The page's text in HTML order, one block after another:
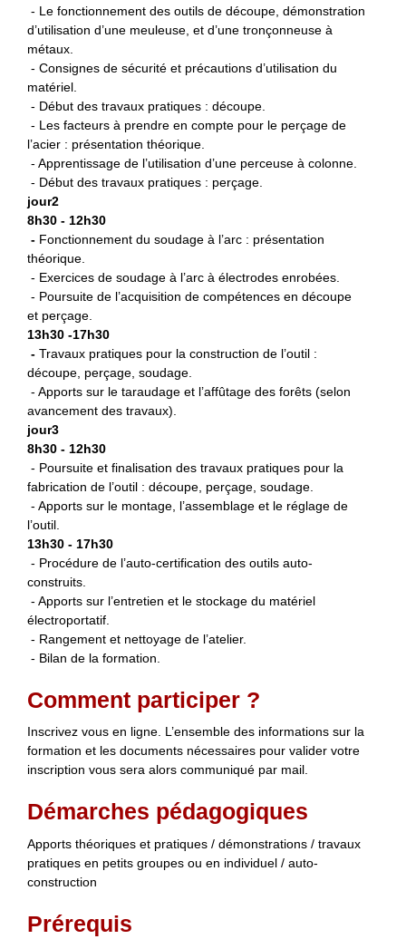
- Le fonctionnement des outils de découpe, démonstration
d’utilisation d’une meuleuse, et d’une tronçonneuse à
métaux.
- Consignes de sécurité et précautions d’utilisation du
matériel.
- Début des travaux pratiques : découpe.
- Les facteurs à prendre en compte pour le perçage de
l’acier : présentation théorique.
- Apprentissage de l’utilisation d’une perceuse à colonne.
- Début des travaux pratiques : perçage.
jour2
8h30 - 12h30
- Fonctionnement du soudage à l’arc : présentation
théorique.
- Exercices de soudage à l’arc à électrodes enrobées.
- Poursuite de l’acquisition de compétences en découpe
et perçage.
13h30 -17h30
- Travaux pratiques pour la construction de l’outil :
découpe, perçage, soudage.
- Apports sur le taraudage et l’affûtage des forêts (selon
avancement des travaux).
jour3
8h30 - 12h30
- Poursuite et finalisation des travaux pratiques pour la
fabrication de l’outil : découpe, perçage, soudage.
- Apports sur le montage, l’assemblage et le réglage de
l’outil.
13h30 - 17h30
- Procédure de l’auto-certification des outils auto-
construits.
- Apports sur l’entretien et le stockage du matériel
électroportatif.
- Rangement et nettoyage de l’atelier.
- Bilan de la formation.
Comment participer ?
Inscrivez vous en ligne. L’ensemble des informations sur la
formation et les documents nécessaires pour valider votre
inscription vous sera alors communiqué par mail.
Démarches pédagogiques
Apports théoriques et pratiques / démonstrations / travaux
pratiques en petits groupes ou en individuel / auto-
construction
Prérequis